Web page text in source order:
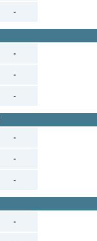
-
-
-
-
-
-
-
-